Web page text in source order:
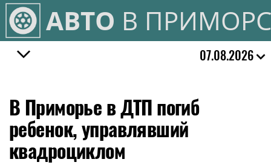
АВТО В
07.08.2026
В Приморье в ДТП погиб
ребенок, управлявший
квадроциклом